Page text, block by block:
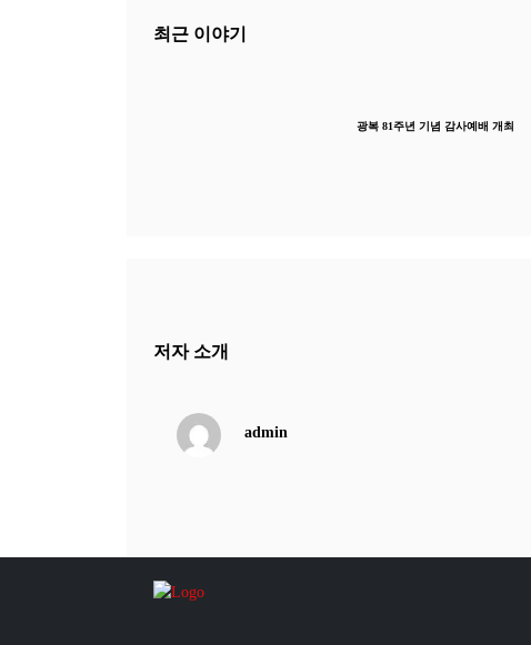
최근 이야기
광복 81주년 기념 감사예배 개최
저자 소개
admin